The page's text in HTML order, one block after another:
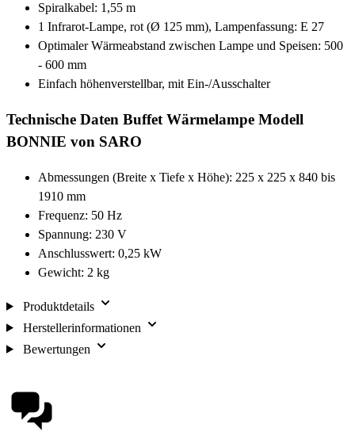
Spiralkabel: 1,55 m
1 Infrarot-Lampe, rot (Ø 125 mm), Lampenfassung: E 27
Optimaler Wärmeabstand zwischen Lampe und Speisen: 500
- 600 mm
Einfach höhenverstellbar, mit Ein-/Ausschalter
Technische Daten Buffet Wärmelampe Modell
BONNIE von SARO
Abmessungen (Breite x Tiefe x Höhe): 225 x 225 x 840 bis
1910 mm
Frequenz: 50 Hz
Spannung: 230 V
Anschlusswert: 0,25 kW
Gewicht: 2 kg
Produktdetails
Herstellerinformationen
Bewertungen